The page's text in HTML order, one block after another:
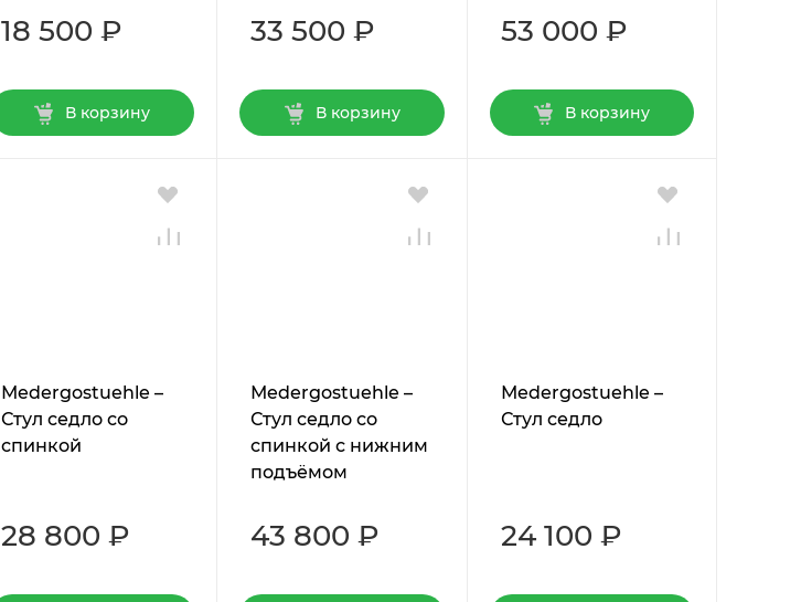
18 500 ₽
В корзину
33 500 ₽
В корзину
53 000 ₽
В корзину
Мedergostuehle –
Стул седло со
спинкой
28 800 ₽
Мedergostuehle –
Стул седло со
спинкой с нижним
подъёмом
43 800 ₽
Мedergostuehle –
Стул седло
24 100 ₽